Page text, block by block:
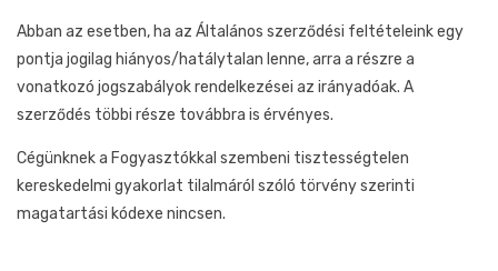
Abban az esetben, ha az Általános szerződési feltételeink egy
pontja jogilag hiányos/hatálytalan lenne, arra a részre a
vonatkozó jogszabályok rendelkezései az irányadóak. A
szerződés többi része továbbra is érvényes.
Cégünknek a Fogyasztókkal szembeni tisztességtelen
kereskedelmi gyakorlat tilalmáról szóló törvény szerinti
magatartási kódexe nincsen.